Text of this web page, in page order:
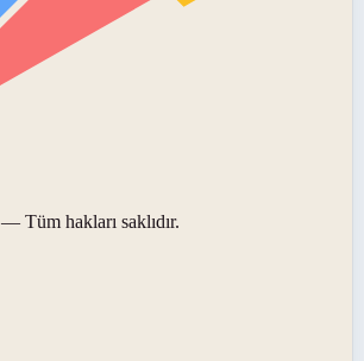
— Tüm hakları saklıdır.